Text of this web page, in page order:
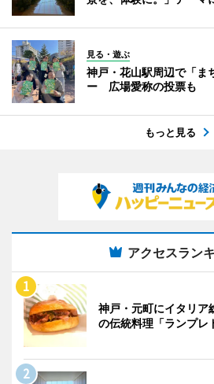
見る・遊ぶ
神戸・花山駅周辺で「ま
ー 広場愛称の投票も
もっと見る
アクセスラン
神戸・元町にイタリ
の伝統料理「ランプレ